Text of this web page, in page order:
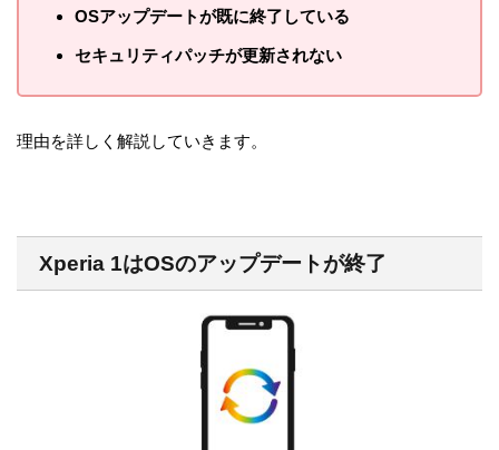
OSアップデートが既に終了している
セキュリティパッチが更新されない
理由を詳しく解説していきます。
Xperia 1はOSのアップデートが終了